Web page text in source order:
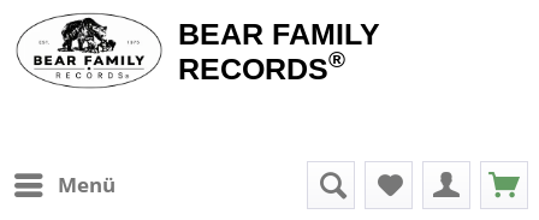
BEAR FAMILY
RECORDS®
Menü